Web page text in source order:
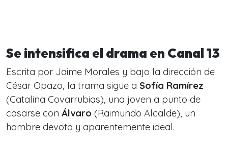
Se intensifica el drama en Canal 13
Escrita por Jaime Morales y bajo la dirección de
César Opazo, la trama sigue a Sofía Ramírez
(Catalina Covarrubias), una joven a punto de
casarse con Álvaro (Raimundo Alcalde), un
hombre devoto y aparentemente ideal.